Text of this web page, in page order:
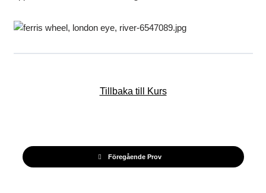
Föregående Prov
Tillbaka till Kurs